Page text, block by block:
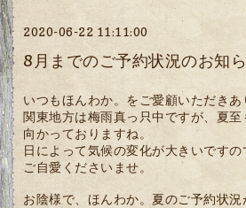
2020-06-22 11:11:00
8月までのご予約状況のお知
いつもほんわか。をご愛顧いただきあ
関東地方は梅雨真っ只中ですが、夏
向かっておりますね。
日によって気候の変化が大きいです
ご自愛くださいませ。
お陰様で、ほんわか。夏のご予約状況